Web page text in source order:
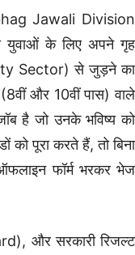
Jawali Division
युवाओं के लिए अपने गृह
Sector) से जुड़ने का
और 10वीं पास) वाले
है जो उनके भविष्य को
को पूरा करते हैं, तो बिना
फॉर्म भरकर भेज
और सरकारी रिजल्ट